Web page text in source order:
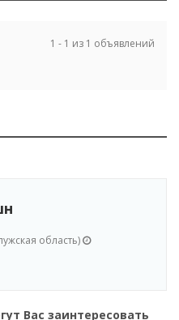
1 - 1 из 1 объявлений
область)
Вас заинтересовать